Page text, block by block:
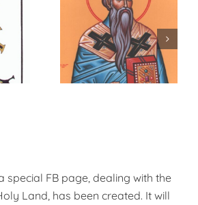
31 On
of
Sermon on the
Presentation of
the Lord
special FB page, dealing with the
Land, has been created. It will